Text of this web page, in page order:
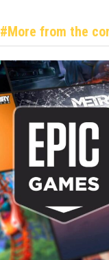
#More from the